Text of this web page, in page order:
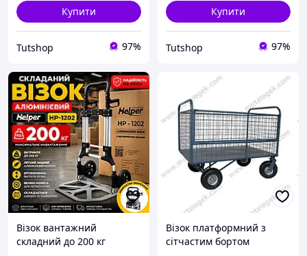
Купити
Tutshop 97%
Купити
Tutshop 97%
Візок вантажний
складний до 200 кг
Візок платформний з
сітчастим бортом